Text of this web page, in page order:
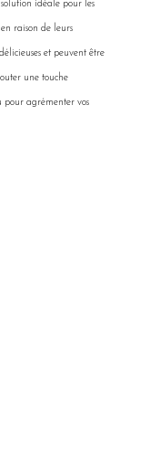
solution idéale pour les
raison de leurs
et peuvent être
une touche
pour agrémenter vos